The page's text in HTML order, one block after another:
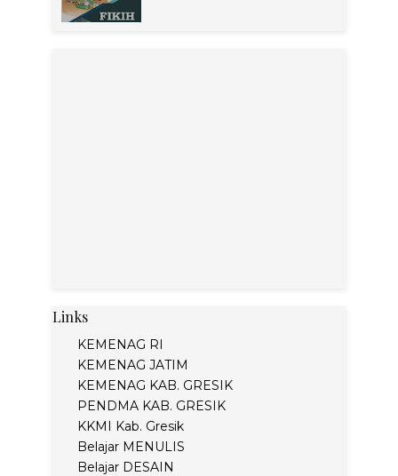
Links
KEMENAG RI
KEMENAG JATIM
KEMENAG KAB. GRESIK
PENDMA KAB. GRESIK
KKMI Kab. Gresik
Belajar MENULIS
Belajar DESAIN